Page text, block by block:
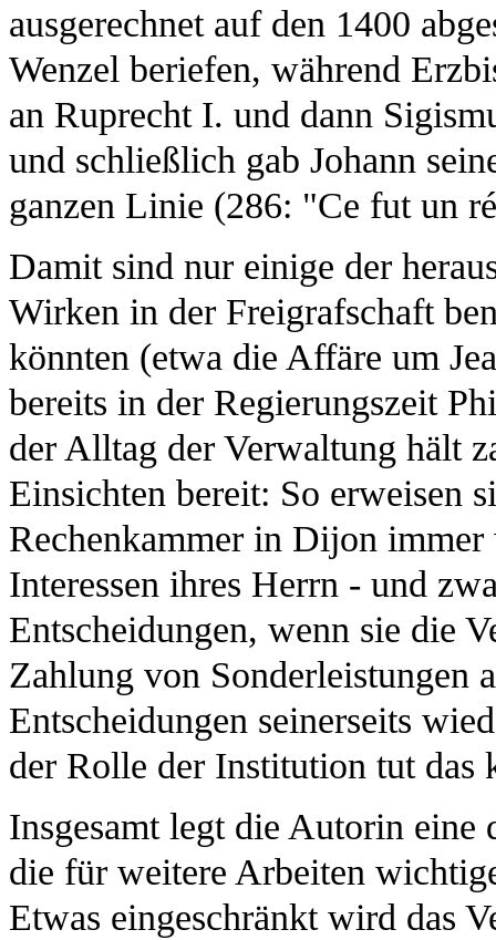
ausgerechnet auf den 1400
Wenzel beriefen, während
an Ruprecht I. und dann
und schließlich gab Johann
ganzen Linie (286: "Ce fut un
Damit sind nur einige der
Wirken in der Freigrafschaft
könnten (etwa die Affäre um
bereits in der Regierungszeit
der Alltag der Verwaltung hält
Einsichten bereit: So erweisen
Rechenkammer in Dijon immer
Interessen ihres Herrn - und
Entscheidungen, wenn sie die
Zahlung von Sonderleistungen
Entscheidungen seinerseits
der Rolle der Institution tut das
Insgesamt legt die Autorin eine
die für weitere Arbeiten
Etwas eingeschränkt wird das